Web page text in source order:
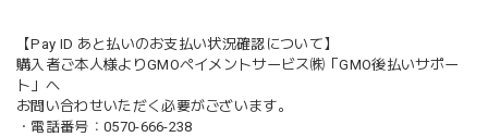
【Pay ID あと払いのお支払い状況確認について】
購入者ご本人様よりGMOペイメントサービス㈱「GMO後払いサポー
ト」へ
お問い合わせいただく必要がございます。
・電話番号：0570-666-238